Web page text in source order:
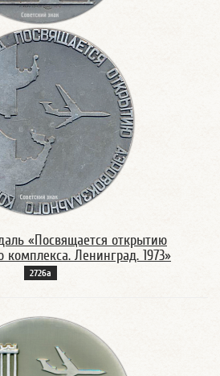
«Посвящается открытию
комплекса. Ленинград. 1973»
2726а